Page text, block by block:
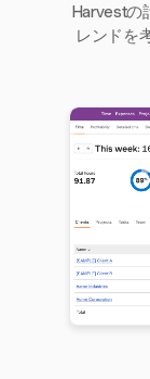
Harvestの
レンドを